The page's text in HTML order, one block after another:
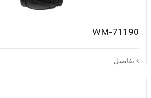
WM-71190
تفاصيل